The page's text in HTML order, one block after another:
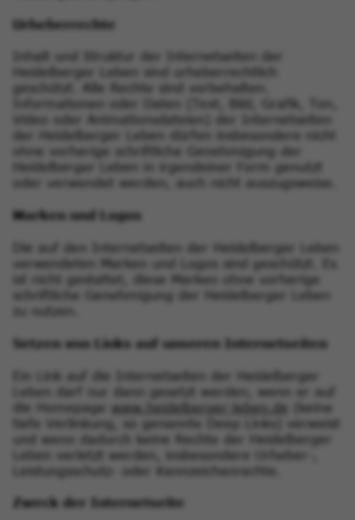
Urheberrechte
Inhalt und Struktur der Internetseiten der
Heidelberger Leben sind urheberrechtlich
geschützt. Alle Rechte sind vorbehalten.
Informationen oder Daten (Text, Bild, Grafik, Ton,
Video oder Animationsdateien) der Internetseiten
der Heidelberger Leben dürfen insbesondere nicht
ohne vorherige schriftliche Genehmigung der
Heidelberger Leben in irgendeiner Form genutzt
oder verwendet werden, auch nicht auszugsweise.
Marken und Logos
Die auf den Internetseiten der Heidelberger Leben
verwendeten Marken und Logos sind geschützt. Es
ist nicht gestattet, diese Marken ohne vorherige
schriftliche Genehmigung der Heidelberger Leben
zu nutzen.
Setzen von Links auf unseren Internetseiten
Ein Link auf die Internetseiten der Heidelberger
Leben darf nur dann gesetzt werden, wenn er auf
die Homepage
www.heidelberger-leben.de
(keine
tiefe Verlinkung, so genannte Deep Links) verweist
und wenn dadurch keine Rechte der Heidelberger
Leben verletzt werden, insbesondere Urheber-,
Leistungsschutz- oder Kennzeichenrechte.
Zweck der Internetseite